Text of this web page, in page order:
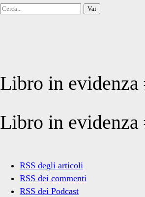
Cerca
Libro in evidenza
Libro in evidenza
RSS degli articoli
RSS dei commenti
RSS dei Podcast